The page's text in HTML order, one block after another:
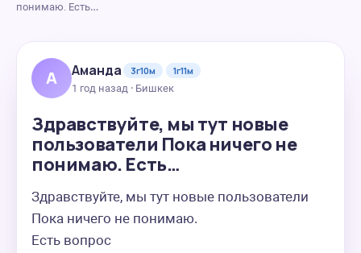
понимаю. Есть…
А Аманда 3г10м
1г11м
1 год назад · Бишкек
Здравствуйте, мы тут новые
пользователи Пока ничего не
понимаю. Есть…
Здравствуйте, мы тут новые пользователи
Пока ничего не понимаю.
Есть вопрос